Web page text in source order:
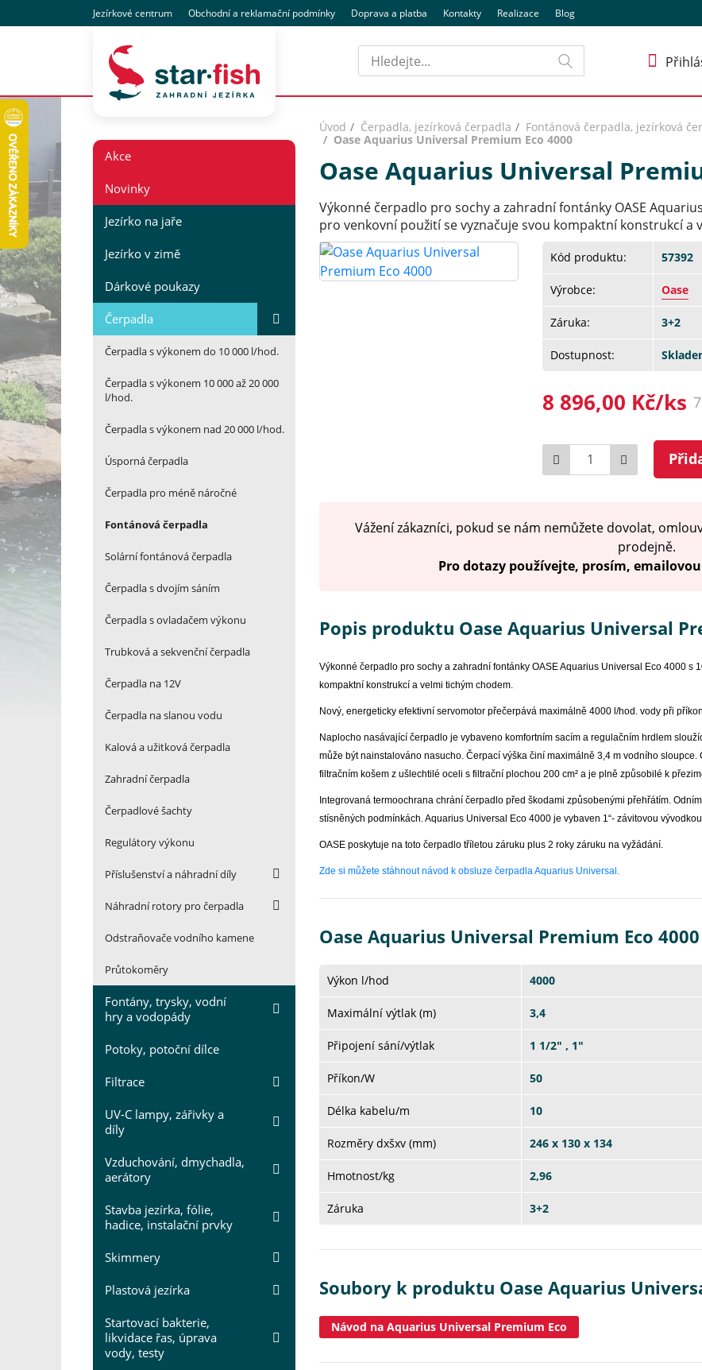
Jezírkové centrum Obchodnía reklamační podmínky Doprava a platba Kontakty Realizace Blog
Hledat
Akce
Novinky
Jezírko na jaře
Jezírko v zimě
Dárkové poukazy
Čerpadla
Čerpadla s výkonem do 10 000 l/hod.
Čerpadla s výkonem 10 000 až 20 000
l/hod.
Čerpadla s výkonem nad 20 000 l/hod.
Úsporná čerpadla
Čerpadla pro méně náročné
Fontánová čerpadla
Solární fontánová čerpadla
Čerpadla s dvojím sáním
Čerpadla s ovladačem výkonu
Trubková a sekvenční čerpadla
Čerpadla na 12V
Čerpadla na slanou vodu
Kalová a užitková čerpadla
Zahradní čerpadla
Čerpadlové šachty
Regulátory výkonu
Příslušenství a náhradní díly
Náhradní rotory pro čerpadla
Odstraňovače vodního kamene
Průtokoměry
Fontány, trysky, vodní
hry a vodopády
Potoky, potoční dílce
Filtrace
UV-C lampy, zářivky a
díly
Vzduchování, dmychadla,
aerátory
Stavba jezírka, fólie,
hadice, instalační prvky
Skimmery
Plastová jezírka
Startovací bakterie,
likvidace řas, úprava
vody, testy
Úvod Čerpadla, jezírková čerpadla
Fontánová čerpadla, jezírková
Oase Aquarius Universal Premium Eco 4000
Oase Aquarius Universal
Výkonné čerpadlo pro sochy a zahradní fontánky OASE
pro venkovní použití se vyznačuje svou kompaktní konstrukcí a
Kód produktu: 57392
Výrobce: Oase
Záruka: 3+2
Dostupnost:
8 896,00 Kč/ks
Počet
Vážení zákazníci, pokud se nám nemůžete dovolat,
prodejně.
Pro dotazy používejte, prosím,
Popis produktu Oase Aquarius Universal
Výkonné čerpadlo pro sochy a zahradní fontánky OASE Aquarius Universal Eco 4000 s
kompaktní konstrukcí a velmi tichým chodem.
Nový, energeticky efektivní servomotor přečerpává maximálně 4000 l/hod. vody při
Naplocho nasávající čerpadlo je vybaveno komfortním sacím a regulačním hrdlem
může být nainstalováno nasucho. Čerpací výška činí maximálně 3,4 m vodního
filtračním košem z ušlechtilé oceli s filtrační plochou 200 cm² a je plně způsobilé k
Integrovaná termoochrana chrání čerpadlo před škodami způsobenými přehřátím.
stísněných podmínkách. Aquarius Universal Eco 4000 je vybaven 1“- závitovou
OASE poskytuje na toto čerpadlo tříletou záruku plus 2 roky záruku na vyžádání.
Zde si můžete stáhnout návod k obsluze čerpadla Aquarius Universal.
Oase Aquarius Universal Premium Eco
Výkon l/hod 4000
Maximální výtlak (m) 3,4
Připojení sání/výtlak 1 1/2" , 1"
Příkon/W 50
Délka kabelu/m 10
Rozměry dxšxv (mm) 246 x 130 x 134
Hmotnost/kg 2,96
Záruka 3+2
Soubory k produktu Oase Aquarius
Návod na Aquarius Universal Premium Eco